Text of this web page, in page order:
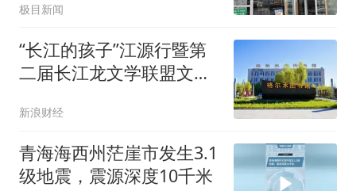
青海尖扎县，店内还售卖
青海特产
极目新闻
“长江的孩子”江源行暨第
二届长江龙文学联盟文学
新浪财经
青海海西州茫崖市发生3.1
级地震，震源深度10千米